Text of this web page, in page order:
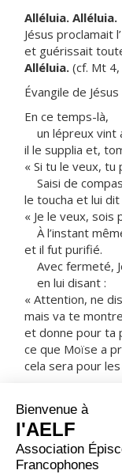
Alléluia. Alléluia.
Jésus proclamait
et guérissait
Alléluia. (cf. Mt
Évangile de
En ce temps-là,
un lépreux vint
il le supplia et,
« Si tu le veux, tu
Saisi de
le toucha et lui dit
« Je le veux, sois
À l’instant
et il fut purifié.
Avec fermeté,
en lui disant :
« Attention, ne
mais va te
et donne pour ta
ce que Moïse a
cela sera pour
cet homme se
nouvelle,
de sorte que
dans une ville,